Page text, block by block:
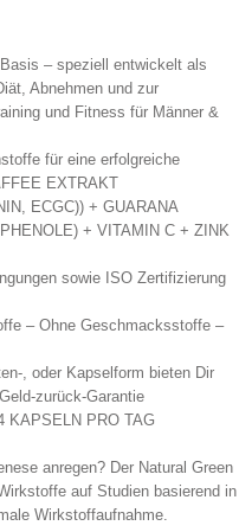
– speziell entwickelt als
Abnehmen und zur
und Fitness für Männer &
für eine erfolgreiche
EXTRAKT
ECGC)) + GUARANA
+ VITAMIN C + ZINK
sowie ISO Zertifizierung
– Ohne Geschmacksstoffe –
, oder Kapselform bieten Dir
zurück-Garantie
KAPSELN PRO TAG
anregen? Der Natural Green
auf Studien basierend in
Wirkstoffaufnahme.